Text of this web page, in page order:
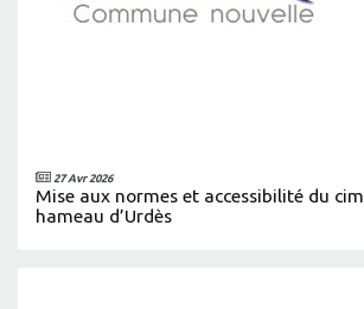
27 Avr 2026
Mise aux normes et accessibilité du
hameau d’Urdès